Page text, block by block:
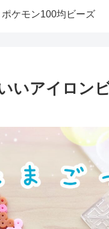
ポケモン100均ビーズ
いアイロン